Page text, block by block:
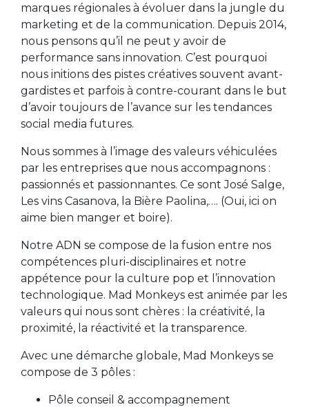
marques régionales à évoluer dans la jungle du
marketing et de la communication. Depuis 2014,
nous pensons qu’il ne peut y avoir de
performance sans innovation. C’est pourquoi
nous initions des pistes créatives souvent avant-
gardistes et parfois à contre-courant dans le but
d’avoir toujours de l’avance sur les tendances
social media futures.
Nous sommes à l’image des valeurs véhiculées
par les entreprises que nous accompagnons :
passionnés et passionnantes. Ce sont José Salge,
Les vins Casanova, la Bière Paolina,…. (Oui, ici on
aime bien manger et boire).
Notre ADN se compose de la fusion entre nos
compétences pluri-disciplinaires et notre
appétence pour la culture pop et l’innovation
technologique. Mad Monkeys est animée par les
valeurs qui nous sont chères : la créativité, la
proximité, la réactivité et la transparence.
Avec une démarche globale, Mad Monkeys se
compose de 3 pôles :
Pôle conseil & accompagnement